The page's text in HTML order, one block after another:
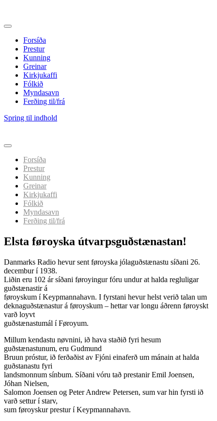
Forsíða
Prestur
Kunning
Greinar
Kirkjukaffi
Fólkið
Myndasavn
Ferðing til/frá
Spring til indhold
Forsíða
Prestur
Kunning
Greinar
Kirkjukaffi
Fólkið
Myndasavn
Ferðing til/frá
Elsta føroyska útvarpsguðstænastan!
Danmarks Radio hevur sent føroyska jólaguðstænastu síðani 26.
decembur í 1938.
Liðin eru 102 ár síðani føroyingur fóru undur at halda regluligar
guðstænastir á
føroyskum í Keypmannahavn. I fyrstani hevur helst verið talan um
deknaguðstænastur á føroyskum – hettar var longu áðrenn føroyskt
varð loyvt
guðstænastumál í Føroyum.
Millum kendastu nøvnini, ið hava staðið fyri hesum
guðstænastunum, eru Gudmund
Bruun próstur, ið ferðaðist av Fjóni einaferð um mánain at halda
guðstanastu fyri
landsmonnum sínbum. Síðani vóru tað prestanir Emil Joensen,
Jóhan Nielsen,
Salomon Joensen og Peter Andrew Petersen, sum var hin fyrsti ið
varð settur í starv,
sum føroyskur prestur í Keypmannahavn.